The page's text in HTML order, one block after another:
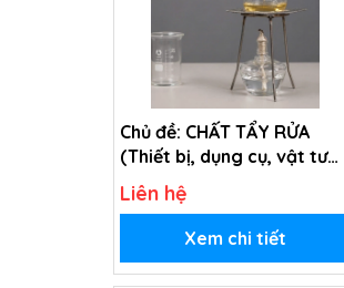
Chủ đề: CHẤT TẨY RỬA
(Thiết bị, dụng cụ, vật tư
tiêu hao chủ đề Chất tẩy
rửa - lớp 9)
Liên hệ
Xem chi tiết